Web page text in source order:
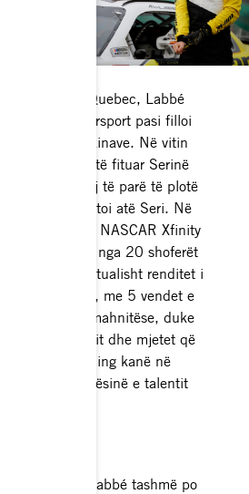
Saint-Albert, Quebec, Labbé
në motorsport pasi filloi
e stok-makinave. Në vitin
më i ri për të fituar Serinë
bëri serinë e tij të parë të plotë
vitin tjetër, fitoi atë Seri. Në
u bashkua me NASCAR Xfinity
e tij si një nga 20 shoferët
i talentuar aktualisht renditet i
përgjithshme, me 5 vendet e
tij. Një arritje mahnitëse, duke
e ekipit dhe mjetet që
e DGM Racing kanë në
tregon madhësinë e talentit
gjashtë vjeç, Labbé tashmë po